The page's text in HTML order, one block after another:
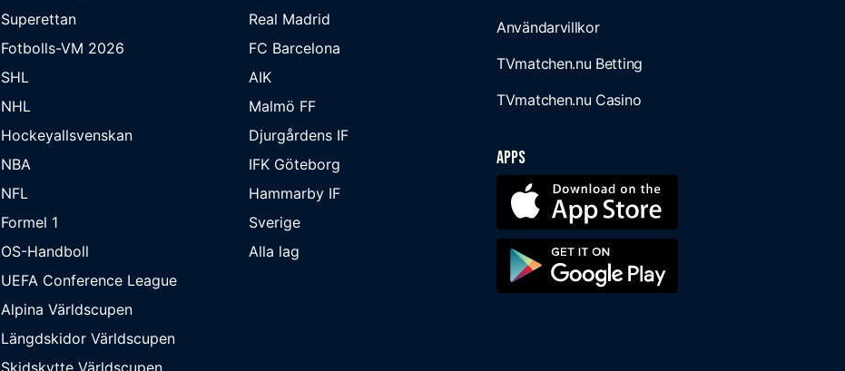
Superettan
Fotbolls-VM 2026
SHL
NHL
Hockeyallsvenskan
NBA
NFL
Formel 1
OS-Handboll
UEFA Conference League
Alpina Världscupen
Längdskidor Världscupen
Skidskytte Världscupen
Real Madrid
FC Barcelona
AIK
Malmö FF
Djurgårdens IF
IFK Göteborg
Hammarby IF
Sverige
Alla lag
Användarvillkor
TVmatchen.nu Betting
TVmatchen.nu Casino
Apps